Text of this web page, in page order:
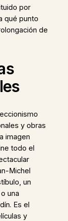
por
qué punto
de
y obras
imagen
todo el
Michel
un
una
Es el
y